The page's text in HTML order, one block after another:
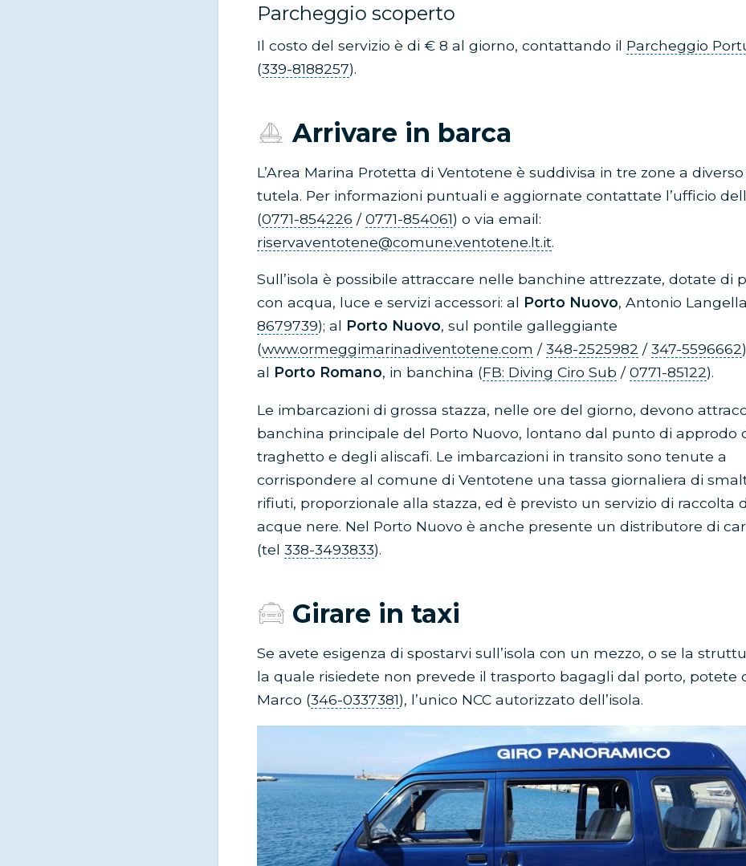
Parcheggio scoperto
Il costo del servizio è di € 8 al giorno, contattando il Parcheggio
(339-8188257).
Arrivare in barca
L’Area Marina Protetta di Ventotene è suddivisa in tre zone a
tutela. Per informazioni puntuali e aggiornate contattate l’ufficio
(0771-854226 /0771-854061) o via email:
riservaventotene@comune.ventotene.lt.it.
Sull’isola è possibile attraccare nelle banchine attrezzate, dotate di
con acqua, luce e servizi accessori: al Porto Nuovo, Antonio
8679739); al Porto Nuovo, sul pontile galleggiante
(www.ormeggimarinadiventotene.com /348-2525982 /347-5596662
al Porto Romano, in banchina (FB: Diving Ciro Sub /0771-85122).
Le imbarcazioni di grossa stazza, nelle ore del giorno, devono
banchina principale del Porto Nuovo, lontano dal punto di approdo
traghetto e degli aliscafi. Le imbarcazioni in transito sono tenute a
corrispondere al comune di Ventotene una tassa giornaliera di
rifiuti, proporzionale alla stazza, ed è previsto un servizio di raccolta
acque nere. Nel Porto Nuovo è anche presente un distributore di
(tel 338-3493833).
Girare in taxi
Se avete esigenza di spostarvi sull’isola con un mezzo, o se la
la quale risiedete non prevede il trasporto bagagli dal porto, potete
Marco (346-0337381), l’unico NCC autorizzato dell’isola.